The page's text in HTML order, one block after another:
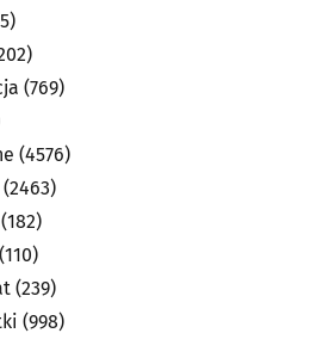
(769)
(4576)
(2463)
(182)
(110)
(239)
(998)